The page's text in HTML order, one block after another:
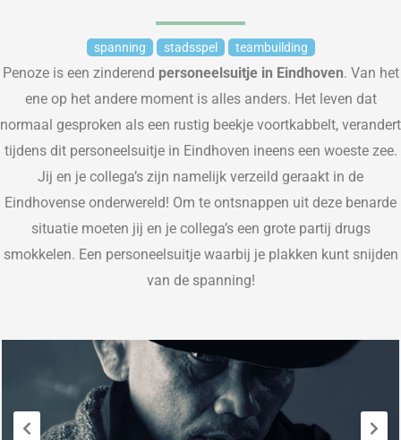
spanning stadsspel teambuilding
Penoze is een zinderend personeelsuitje in Eindhoven. Van het
ene op het andere moment is alles anders. Het leven dat
normaal gesproken als een rustig beekje voortkabbelt, verandert
tijdens dit personeelsuitje in Eindhoven ineens een woeste zee.
Jij en je collega’s zijn namelijk verzeild geraakt in de
Eindhovense onderwereld! Om te ontsnappen uit deze benarde
situatie moeten jij en je collega’s een grote partij drugs
smokkelen. Een personeelsuitje waarbij je plakken kunt snijden
van de spanning!